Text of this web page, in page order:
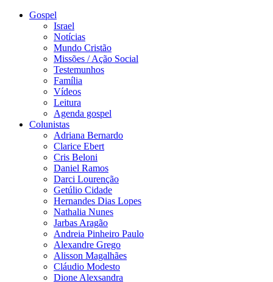
Gospel
Israel
Notícias
Mundo Cristão
Missões / Ação Social
Testemunhos
Família
Vídeos
Leitura
Agenda gospel
Colunistas
Adriana Bernardo
Clarice Ebert
Cris Beloni
Daniel Ramos
Darci Lourenção
Getúlio Cidade
Hernandes Dias Lopes
Nathalia Nunes
Jarbas Aragão
Andreia Pinheiro Paulo
Alexandre Grego
Alisson Magalhães
Cláudio Modesto
Dione Alexsandra